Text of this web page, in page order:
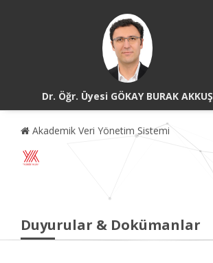
Dr. Öğr. Üyesi GÖKAY BURAK AKKUŞ
Akademik Veri Yönetim Sistemi
Duyurular & Dokümanlar